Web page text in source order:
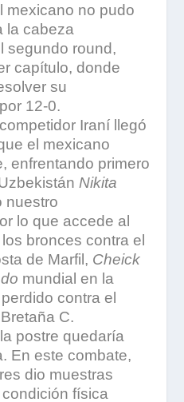
mexicano no pudo
la cabeza
segundo round,
capítulo, donde
su
12-0.
Iraní llegó
el mexicano
enfrentando primero
Nikita
nuestro
lo que accede al
bronces contra el
de Marfil, Cheick
mundial en la
contra el
C.
postre quedaría
En este combate,
dio muestras
física